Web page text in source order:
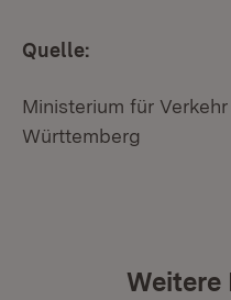
Quelle:
Ministerium für
Württemberg
Weitere